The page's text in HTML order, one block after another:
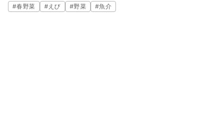
#春野菜 #えび #野菜 #魚介